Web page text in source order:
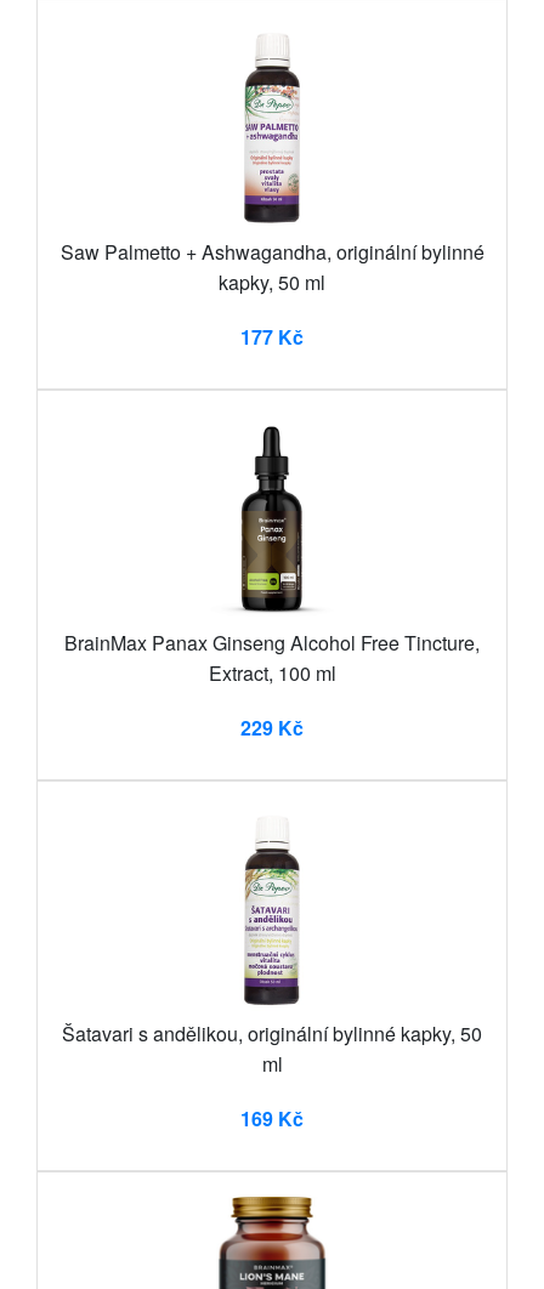
Saw Palmetto + Ashwagandha, originální bylinné
kapky, 50 ml
177 Kč
BrainMax Panax Ginseng Alcohol Free Tincture,
Extract, 100 ml
229 Kč
Šatavari s andělikou, originální bylinné kapky, 50
ml
169 Kč